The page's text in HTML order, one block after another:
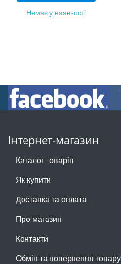
Немає у наявності
Інтернет-магазин
Каталог товарів
Як купити
Доставка та оплата
Про магазин
Контакти
Обмін та повернення товару